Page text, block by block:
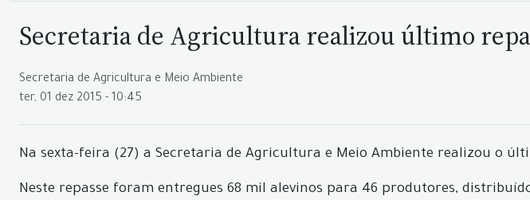
Secretaria de Agricultura realizou último
Secretaria de Agricultura e Meio Ambiente
ter, 01 dez 2015 - 10:45
Na sexta-feira (27) a Secretaria de Agricultura e Meio Ambiente realizou o
Neste repasse foram entregues 68 mil alevinos para 46 produtores,